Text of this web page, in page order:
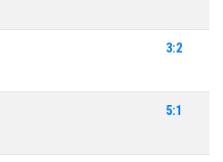
3:2
5:1